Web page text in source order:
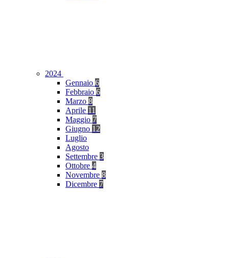
2024
Gennaio 6
Febbraio 6
Marzo 8
Aprile 11
Maggio 7
Giugno 12
Luglio
Agosto
Settembre 3
Ottobre 4
Novembre 8
Dicembre 7